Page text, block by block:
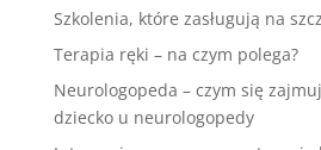
Szkolenia, które zasługują na
Terapia ręki – na czym polega?
Neurologopeda – czym się
dziecko u neurologopedy